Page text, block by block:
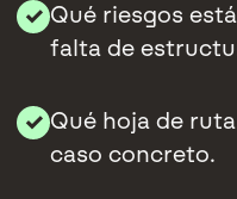
✓ Qué riesgos
falta de
✓ Qué hoja de
caso concreto.